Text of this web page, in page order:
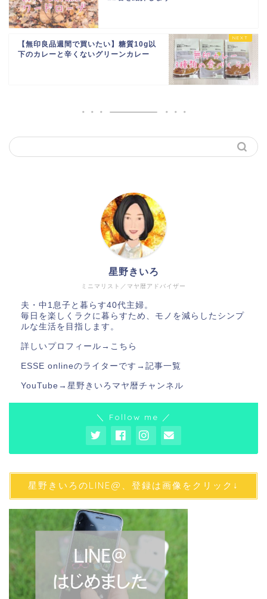
【無印良品週間で買いたい】糖質10g以
下のカレーと辛くないグリーンカレー
ミニマリスト／マヤ暦アドバイザー
星野きいろ
夫・中1息子と暮らす40代主婦。
毎日を楽しくラクに暮らすため、モノを減らしたシンプ
ルな生活を目指します。
詳しいプロフィール→ こちら
ESSE onlineのライターです→ 記事一覧
YouTube→ 星野きいろマヤ暦チャンネル
＼ Follow me ／
星野きいろのLINE@、登録は画像をクリック↓